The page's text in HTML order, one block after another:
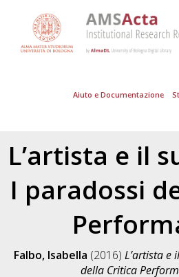
Aiuto e Documentazione
L’artista e il
I paradossi
Falbo, Isabella (2016) L’artista e
della Critica